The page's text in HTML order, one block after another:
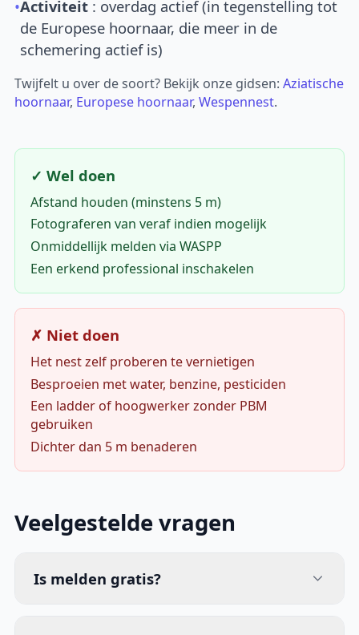
•Activiteit : overdag actief (in tegenstelling tot
de Europese hoornaar, die meer in de
schemering actief is)
Twijfelt u over de soort? Bekijk onze gidsen:Aziatische
hoornaar, Europese hoornaar,Wespennest.
✓ Wel doen
Afstand houden (minstens 5 m)
Fotograferen van veraf indien mogelijk
Onmiddellijk melden via WASPP
Een erkend professional inschakelen
✗ Niet doen
Het nest zelf proberen te vernietigen
Besproeien met water, benzine, pesticiden
Een ladder of hoogwerker zonder PBM
gebruiken
Dichter dan 5 m benaderen
Veelgestelde vragen
Is melden gratis?